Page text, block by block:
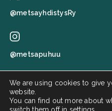
@metsayhdistysRy
@metsapuhuu
Suomen metsäyhdistys
We are using cookies to give
website.
You can find out more about